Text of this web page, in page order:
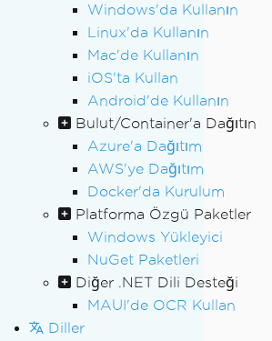
Windows'da Kullanın
Linux'da Kullanın
Mac'de Kullanın
iOS'ta Kullan
Android'de Kullanın
Bulut/Container'a Dağıtın
Azure'a Dağıtım
AWS'ye Dağıtım
Docker'da Kurulum
Platforma Özgü Paketler
Windows Yükleyici
NuGet Paketleri
Diğer .NET Dili Desteği
MAUI'de OCR Kullan
Diller